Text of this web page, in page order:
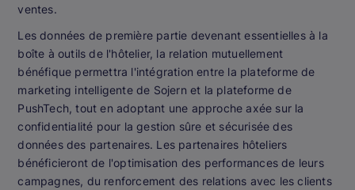
ventes.
Les données de première partie devenant essentielles à la
boîte à outils de l'hôtelier, la relation mutuellement
bénéfique permettra l'intégration entre la plateforme de
marketing intelligente de Sojern et la plateforme de
PushTech, tout en adoptant une approche axée sur la
confidentialité pour la gestion sûre et sécurisée des
données des partenaires. Les partenaires hôteliers
bénéficieront de l'optimisation des performances de leurs
campagnes, du renforcement des relations avec les clients